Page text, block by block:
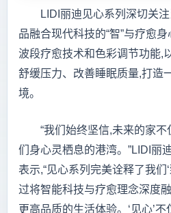
LIDI丽迪见心系列深切关
品融合现代科技的“智”与疗愈
波段疗愈技术和色彩调节功能,
舒缓压力、改善睡眠质量,打造
境。
“我们始终坚信,未来的家
们身心灵栖息的港湾。”LIDI丽
表示,“见心系列完美诠释了我们
过将智能科技与疗愈理念深度
更高品质的生活体验。‘见心’